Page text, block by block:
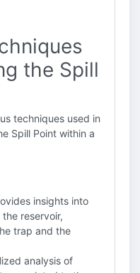
the Spill
techniques used in
Spill Point within a
insights into
reservoir,
trap and the
analysis of